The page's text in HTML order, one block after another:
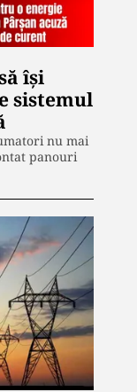
își
sistemul
nu mai
panouri